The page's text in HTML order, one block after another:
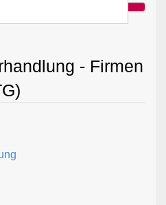
- Firmen